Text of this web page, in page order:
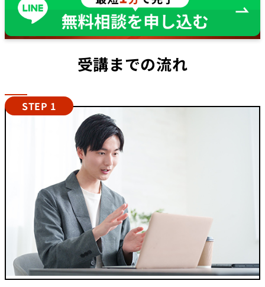
受講までの流れ
STEP 1